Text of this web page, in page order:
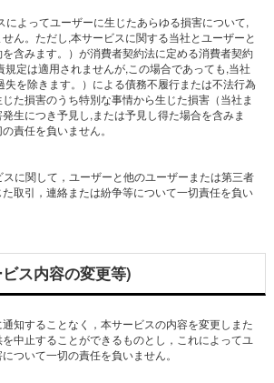
によってユーザーに生じたあらゆる損害について,
ん。ただし,本サービスに関する当社とユーザーと
含みます。）が消費者契約法に定める消費者契約
規定は適用されませんが,この場合であっても,当社
失を除きます。）による債務不履行または不法行為
た損害のうち特別な事情から生じた損害（当社ま
生につき予見し,または予見し得た場合を含みま
に関して，ユーザーと他のユーザーまたは第三者
取引，連絡または紛争等について一切責任を負い
ス内容の変更等)
知することなく，本サービスの内容を変更しまた
中止することができるものとし，これによってユ
ついて一切の責任を負いません。